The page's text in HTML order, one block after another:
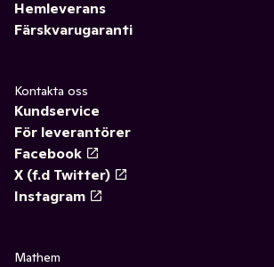
Hemleverans
Färskvarugaranti
Kontakta oss
Kundservice
För leverantörer
Facebook
X (f.d Twitter)
Instagram
Mathem